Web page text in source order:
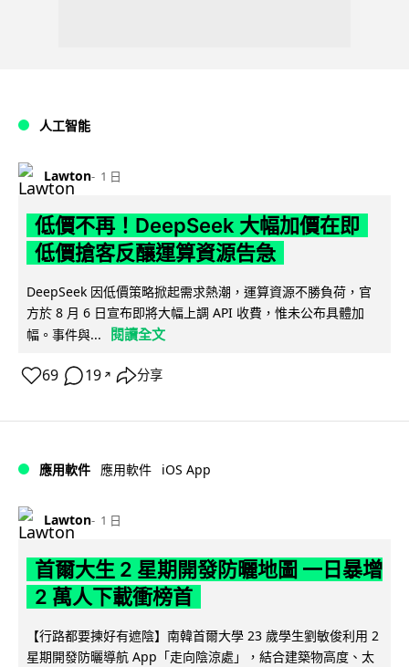
人工智能
Lawton 1 日
低價不再！DeepSeek 大幅加價在即
低價搶客反釀運算資源告急
DeepSeek 因低價策略掀起需求熱潮，運算資源不勝負荷，官
方於 8 月 6 日宣布即將大幅上調 API 收費，惟未公布具體加
幅。事件與...
閱讀全文
69 19 ↗ 分享
應用軟件 應用軟件 iOS App
Lawton 1 日
首爾大生 2 星期開發防曬地圖 一日暴增
2 萬人下載衝榜首
【行路都要揀好有遮陰】南韓首爾大學 23 歲學生劉敏俊利用 2
星期開發防曬導航 App「走向陰涼處」，結合建築物高度、太